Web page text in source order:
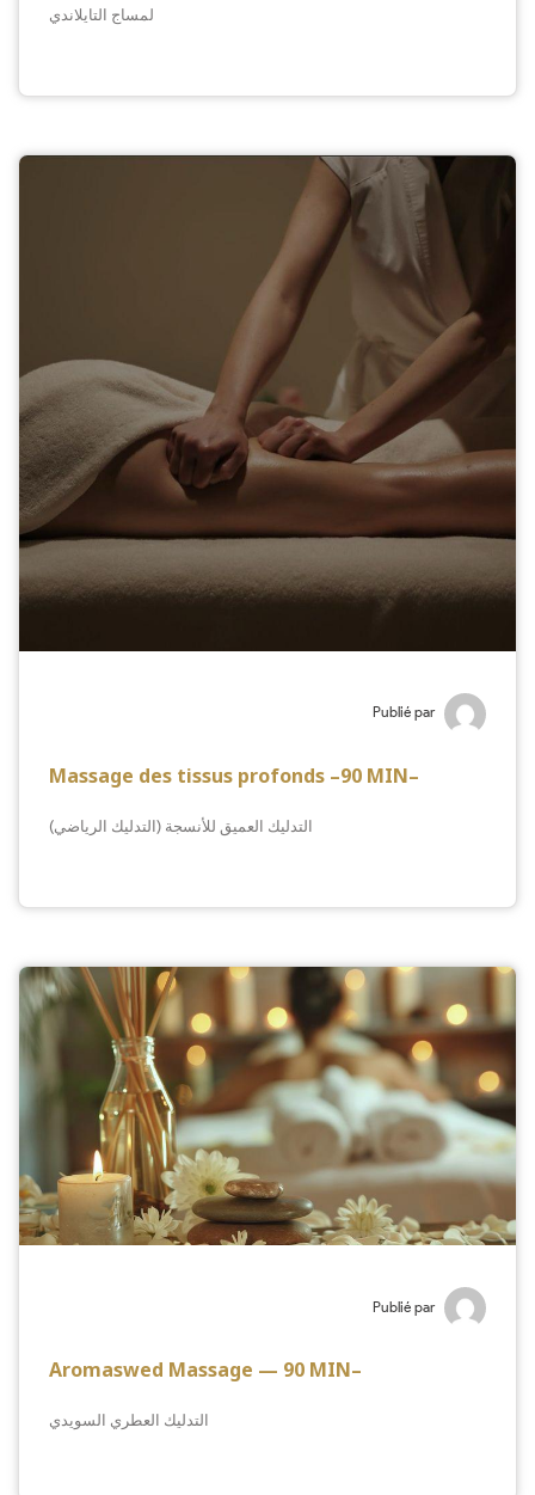
لمساج التايلاندي
Publié par
Massage des tissus profonds –90 MIN–
التدليك العميق للأنسجة (التدليك الرياضي)
Publié par
Aromaswed Massage — 90 MIN–
التدليك العطري السويدي